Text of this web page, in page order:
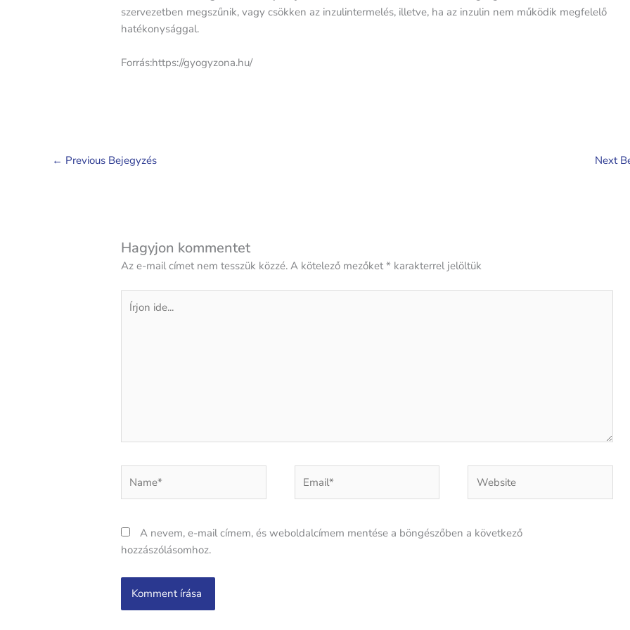
szervezetben megszűnik, vagy csökken az inzulintermelés, illetve, ha az inzulin nem működik megfelelő
hatékonysággal.
Forrás:https://gyogyzona.hu/
← Previous Bejegyzés Next
Hagyjon kommentet
Az e-mail címet nem tesszük közzé. A kötelező mezőket* karakterrel jelöltük
Írjon
ide...
A nevem, e-mail címem, és weboldalcímem mentése a böngészőben a következő
hozzászólásomhoz.